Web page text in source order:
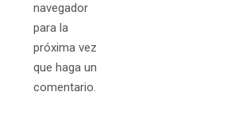
navegador
para la
próxima vez
que haga un
comentario.